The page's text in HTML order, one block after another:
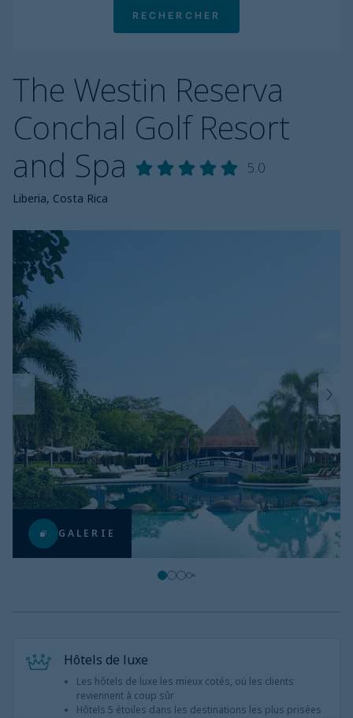
The Westin Reserva
Conchal Golf Resort
and Spa
5.0
Liberia, Costa Rica
GALERIE
Hôtels de luxe
Les hôtels de luxe les mieux cotés, où les clients
reviennent à coup sûr
Hôtels 5 étoiles dans les destinations les plus prisées